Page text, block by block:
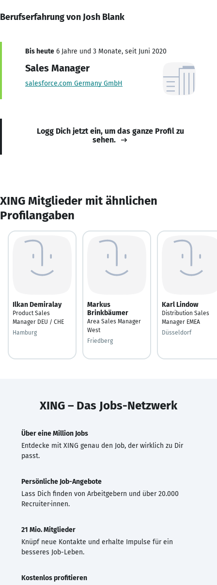
Berufserfahrung von Josh Blank
Bis heute 6 Jahre und 3 Monate, seit Juni 2020
Sales Manager
salesforce.com Germany GmbH
Logg Dich jetzt ein, um das ganze Profil zu
sehen.
XING Mitglieder mit ähnlichen
Profilangaben
Ilkan Demiralay
Product Sales
Manager DEU / CHE
Hamburg
Markus
Brinkbäumer
Area Sales Manager
West
Friedberg
Karl Lindow
Distribution Sales
Manager EMEA
Düsseldorf
XING – Das Jobs-Netzwerk
Über eine Million Jobs
Entdecke mit XING genau den Job, der wirklich zu Dir
passt.
Persönliche Job-Angebote
Lass Dich finden von Arbeitgebern und über 20.000
Recruiter·innen.
21 Mio. Mitglieder
Knüpf neue Kontakte und erhalte Impulse für ein
besseres Job-Leben.
Kostenlos profitieren